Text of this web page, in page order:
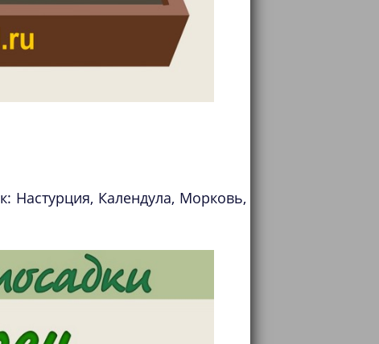
Настурция, Календула, Морковь,